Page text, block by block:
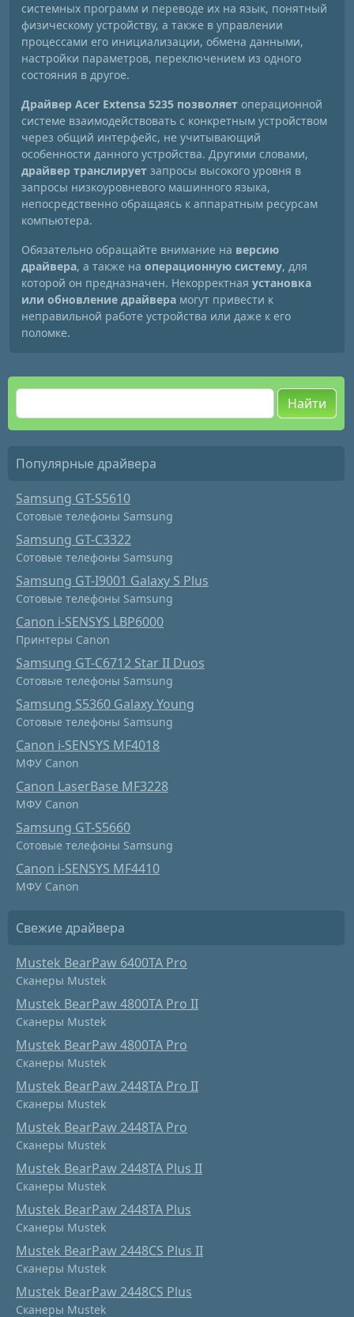
системных программ и переводе их на язык, понятный
физическому устройству, а также в управлении
процессами его инициализации, обмена данными,
настройки параметров, переключением из одного
состояния в другое.
Драйвер Acer Extensa 5235 позволяет операционной
системе взаимодействовать с конкретным устройством
через общий интерфейс, не учитывающий
особенности данного устройства. Другими словами,
драйвер транслирует запросы высокого уровня в
запросы низкоуровневого машинного языка,
непосредственно обращаясь к аппаратным ресурсам
компьютера.
Обязательно обращайте внимание на версию
драйвера, а также на операционную систему, для
которой он предназначен. Некорректная установка
или обновление драйвера могут привести к
неправильной работе устройства или даже к его
поломке.
Найти
Популярные драйвера
Samsung GT-S5610
Сотовые телефоны Samsung
Samsung GT-C3322
Сотовые телефоны Samsung
Samsung GT-I9001 Galaxy S Plus
Сотовые телефоны Samsung
Canon i-SENSYS LBP6000
Принтеры Canon
Samsung GT-C6712 Star II Duos
Сотовые телефоны Samsung
Samsung S5360 Galaxy Young
Сотовые телефоны Samsung
Canon i-SENSYS MF4018
МФУ Canon
Canon LaserBase MF3228
МФУ Canon
Samsung GT-S5660
Сотовые телефоны Samsung
Canon i-SENSYS MF4410
МФУ Canon
Свежие драйвера
Mustek BearPaw 6400TA Pro
Сканеры Mustek
Mustek BearPaw 4800TA Pro II
Сканеры Mustek
Mustek BearPaw 4800TA Pro
Сканеры Mustek
Mustek BearPaw 2448TA Pro II
Сканеры Mustek
Mustek BearPaw 2448TA Pro
Сканеры Mustek
Mustek BearPaw 2448TA Plus II
Сканеры Mustek
Mustek BearPaw 2448TA Plus
Сканеры Mustek
Mustek BearPaw 2448CS Plus II
Сканеры Mustek
Mustek BearPaw 2448CS Plus
Сканеры Mustek